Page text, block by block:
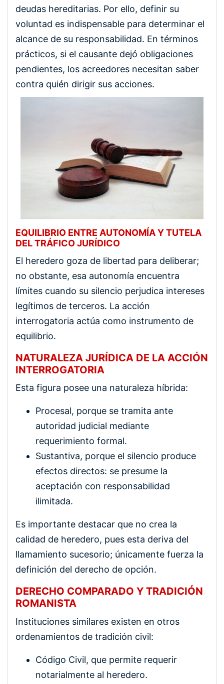
deudas hereditarias. Por ello, definir su
voluntad es indispensable para determinar el
alcance de su responsabilidad. En términos
prácticos, si el causante dejó obligaciones
pendientes, los acreedores necesitan saber
contra quién dirigir sus acciones.
EQUILIBRIO ENTRE AUTONOMÍA Y TUTELA
DEL TRÁFICO JURÍDICO
El heredero goza de libertad para deliberar;
no obstante, esa autonomía encuentra
límites cuando su silencio perjudica intereses
legítimos de terceros. La acción
interrogatoria actúa como instrumento de
equilibrio.
NATURALEZA JURÍDICA DE LA ACCIÓN
INTERROGATORIA
Esta figura posee una naturaleza híbrida:
Procesal, porque se tramita ante
autoridad judicial mediante
requerimiento formal.
Sustantiva, porque el silencio produce
efectos directos: se presume la
aceptación con responsabilidad
ilimitada.
Es importante destacar que no crea la
calidad de heredero, pues esta deriva del
llamamiento sucesorio; únicamente fuerza la
definición del derecho de opción.
DERECHO COMPARADO Y TRADICIÓN
ROMANISTA
Instituciones similares existen en otros
ordenamientos de tradición civil:
Código Civil, que permite requerir
notarialmente al heredero.